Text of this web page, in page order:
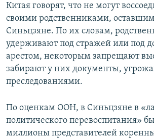
Китая говорят, что не могут
своими родственниками,
Синьцзяне. По их словам,
удерживают под стражей или под
арестом, некоторым запрещают
забирают у них документы,
преследованиями.
По оценкам ООН, в Синьцзяне в
политического перевоспитания»
миллионы представителей